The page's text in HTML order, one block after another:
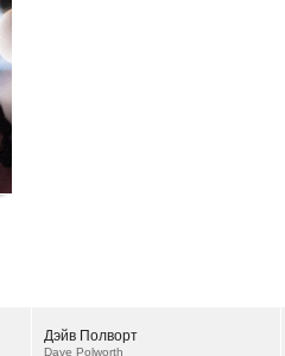
Дэйв Полворт
Dave Polworth